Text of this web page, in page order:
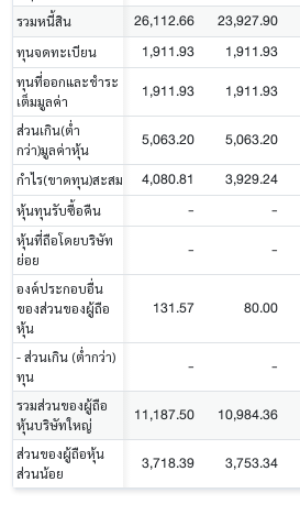
รวมหนี้สิน
26,112.66 23,927.90
ทุนจดทะเบียน 1,911.93 1,911.93
ทุนที่ออกและชำระ
เต็มมูลค่า
1,911.93 1,911.93
ส่วนเกิน(ต่ำ
กว่า)มูลค่าหุ้น
5,063.20 5,063.20
กำไร(ขาดทุน)สะสม 4,080.81 3,929.24
หุ้นทุนรับซื้อคืน - -
หุ้นที่ถือโดยบริษัท
ย่อย
- -
องค์ประกอบอื่น
ของส่วนของผู้ถือ
หุ้น
131.57 80.00
- ส่วนเกิน (ต่ำกว่า)
ทุน
- -
รวมส่วนของผู้ถือ
หุ้นบริษัทใหญ่
11,187.50 10,984.36
ส่วนของผู้ถือหุ้น
ส่วนน้อย
3,718.39 3,753.34